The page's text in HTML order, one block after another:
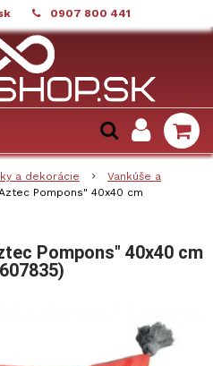
0907 800 441
a dekorácie
Vankúše a
Pompons" 40x40 cm
Pompons" 40x40 cm